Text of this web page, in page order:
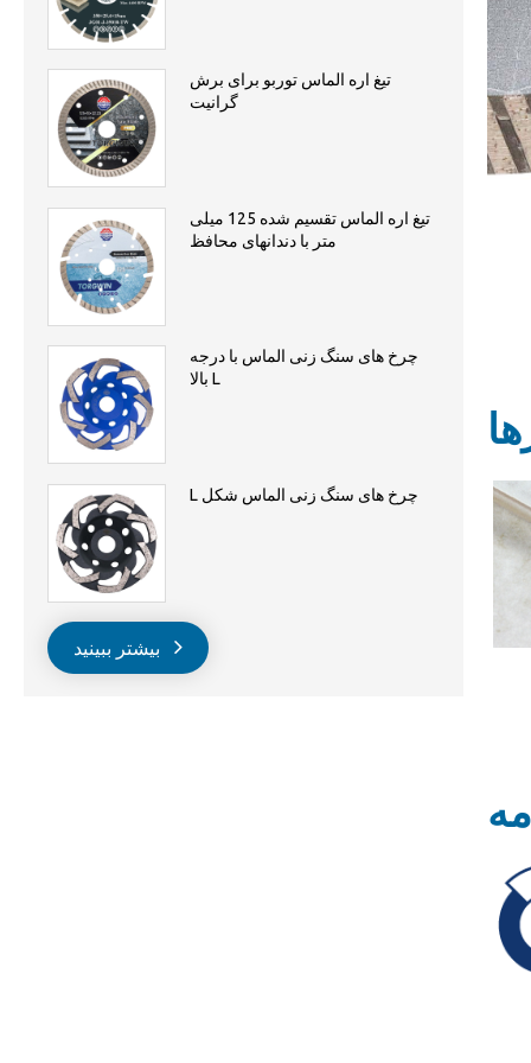
تیغ اره الماس توربو برای برش
گرانیت
تیغ اره الماس تقسیم شده 125 میلی
متر با دندانهای محافظ
چرخ های سنگ زنی الماس با درجه
بالا L
L چرخ های سنگ زنی الماس شکل